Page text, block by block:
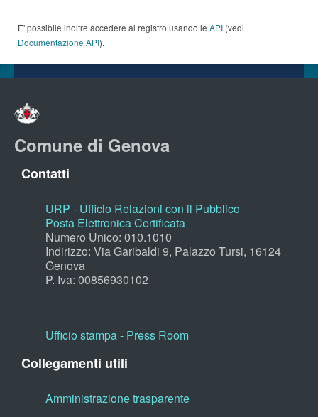
E' possibile inoltre accedere al registro usando le API (vedi
Documentazione API).
Comune di Genova
Contatti
URP - Ufficio Relazioni con il Pubblico
Posta Elettronica Certificata
Numero Unico: 010.1010
Indirizzo: Via Garibaldi 9, Palazzo Tursi, 16124
Genova
P. Iva: 00856930102
Ufficio stampa - Press Room
Collegamenti utili
Amministrazione trasparente